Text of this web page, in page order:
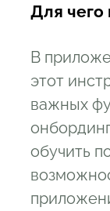
Для чего
В
этот
важных
обучить